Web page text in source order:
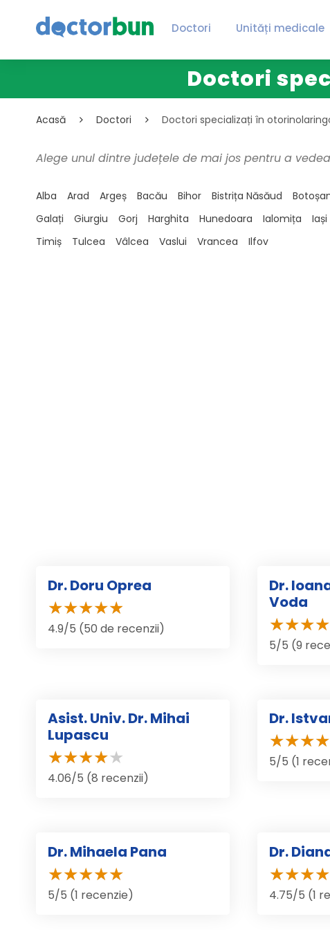
Doctori Unități medicale
Doctori
Acasă Doctori Doctori specializați în
Alege unul dintre județele de mai jos pentru a
Alba Arad Argeș Bacău Bihor Bistrița Năsăud
Galați
Giurgiu Gorj Harghita Hunedoara Ialomița Iași
Timiș
Tulcea Vâlcea Vaslui Vrancea Ilfov
Dr. Doru Oprea
4.9/5 (50 de recenzii)
Dr.
Voda
5/5 (9
Asist. Univ. Dr. Mihai
Lupascu
4.06/5 (8 recenzii)
Dr.
5/5 (1
Dr. Mihaela Pana
5/5 (1 recenzie)
Dr.
4.75/5 (1